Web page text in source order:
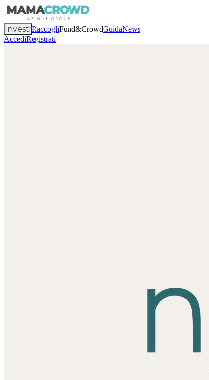
InvestiRaccogliFund&CrowdGuidaNews
AccediRegistrati